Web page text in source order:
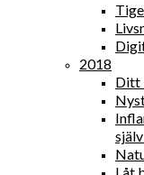
2018
Ditt